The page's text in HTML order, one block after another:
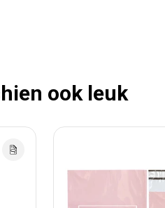
ook leuk